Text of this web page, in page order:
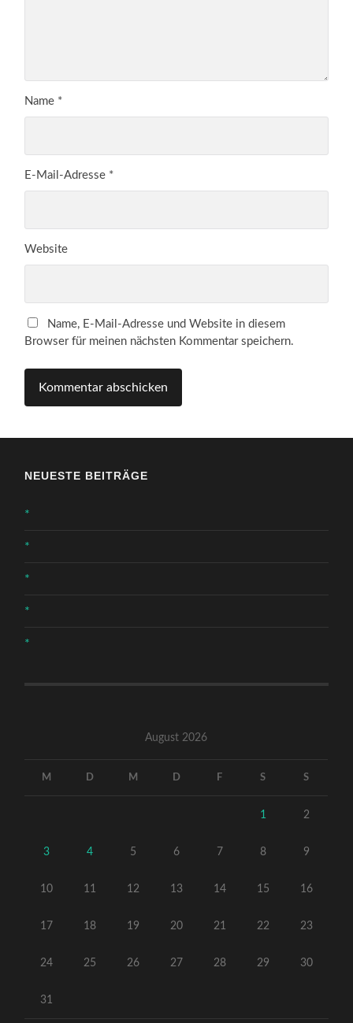
Name *
E-Mail-Adresse *
Website
Name, E-Mail-Adresse und Website in diesem
Browser für meinen nächsten Kommentar speichern.
NEUESTE BEITRÄGE
*
*
*
*
*
August 2026
M D M D F S S
1 2
3 4 5 6 7 8 9
10 11 12 13 14 15 16
17 18 19 20 21 22 23
24 25 26 27 28 29 30
31